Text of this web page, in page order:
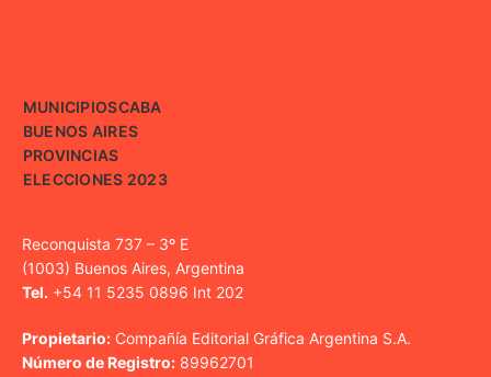
MUNICIPIOSCABA
BUENOS AIRES
PROVINCIAS
ELECCIONES 2023
Reconquista 737 – 3º E
(1003) Buenos Aires, Argentina
Tel. +54 11 5235 0896 Int 202
Propietario: Compañía Editorial Gráfica Argentina S.A.
Número de Registro: 89962701